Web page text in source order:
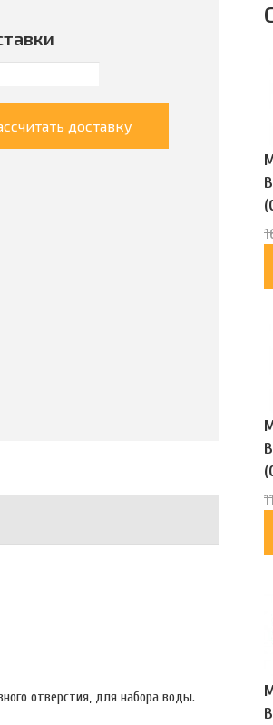
доставку
отверстия, для набора воды.